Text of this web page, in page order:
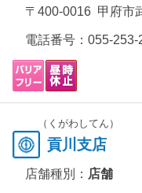
〒400-0016 甲府市
電話番号： 055-253-
（くがわしてん）
貢川支店
店舗種別： 店舗